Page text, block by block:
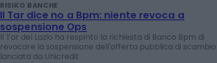
RISIKO BANCHE
Il Tar dice no a Bpm: niente revoca a
sospensione Ops
Il Tar del Lazio ha respinto la richiesta di Banco Bpm di
revocare la sospensione dell'offerta pubblica di scambio
lanciata da Unicredit